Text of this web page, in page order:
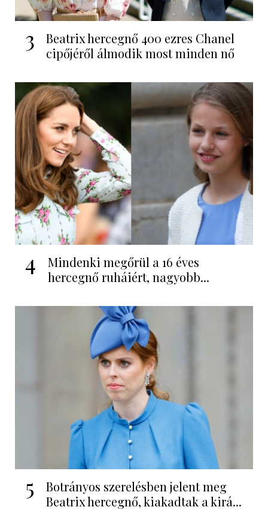
3
Beatrix hercegnő 400 ezres Chanel
cipőjéről álmodik most minden nő
4
Mindenki megőrül a 16 éves
hercegnő ruháiért, nagyobb...
5
Botrányos szerelésben jelent meg
Beatrix hercegnő, kiakadtak a kirá...